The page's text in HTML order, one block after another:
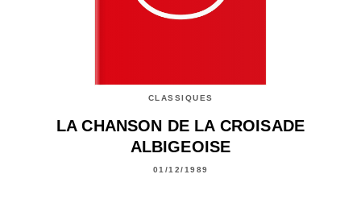
CLASSIQUES
LA CHANSON DE LA CROISADE
ALBIGEOISE
01/12/1989